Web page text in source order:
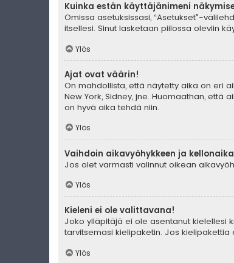
Kuinka estän käyttäjänimeni
Omissa asetuksissasi, “Asetukset”-
itsellesi. Sinut lasketaan piilossa oleviin
Ylös
Ajat ovat väärin!
On mahdollista, että näytetty aika on eri
New York, Sidney, jne. Huomaathan,
on hyvä aika tehdä niin.
Ylös
Vaihdoin aikavyöhykkeen ja
Jos olet varmasti valinnut oikean
Ylös
Kieleni ei ole valittavana!
Joko ylläpitäjä ei ole asentanut kielellesi
tarvitsemasi kielipaketin. Jos
Ylös